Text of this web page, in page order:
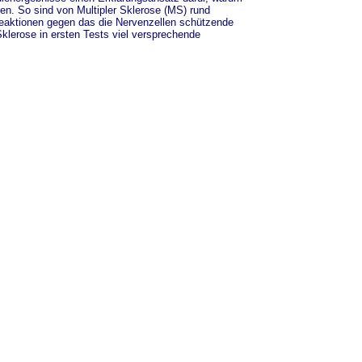
So sind von Multipler Sklerose (MS) rund
gegen das die Nervenzellen schützende
in ersten Tests viel versprechende